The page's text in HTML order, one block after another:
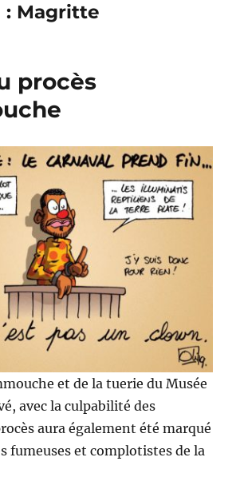
: Magritte
procès
et de la tuerie du Musée
avec la culpabilité des
aura également été marqué
fumeuses et complotistes de la